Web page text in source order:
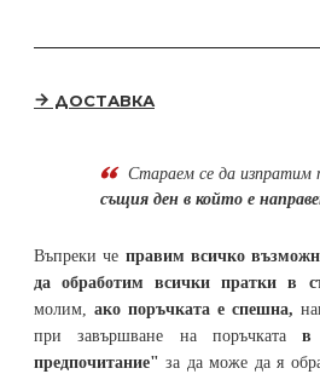
ДОСТАВКА
Стараем се да изпратим
същия ден в който е
Въпреки че правим всичко
да обработим всички пратки в
молим, ако поръчката е спешна,
при завършване на поръчкатав
предпочитание" за да може да я